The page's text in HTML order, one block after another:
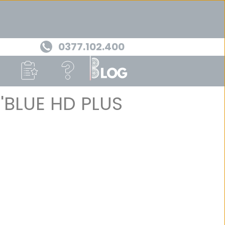
0377.102.400
HD PLUS